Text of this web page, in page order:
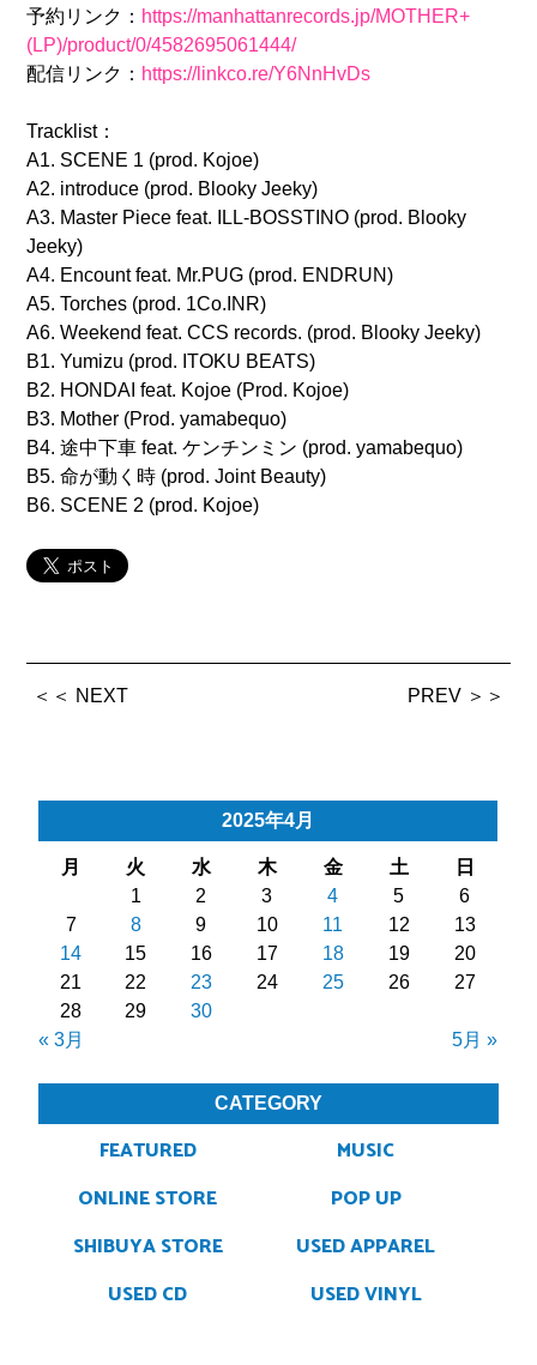
予約リンク： https://manhattanrecords.jp/MOTHER+
(LP)/product/0/4582695061444/
配信リンク： https://linkco.re/Y6NnHvDs
Tracklist：
A1. SCENE 1 (prod. Kojoe)
A2. introduce (prod. Blooky Jeeky)
A3. Master Piece feat. ILL-BOSSTINO (prod. Blooky
Jeeky)
A4. Encount feat. Mr.PUG (prod. ENDRUN)
A5. Torches (prod. 1Co.INR)
A6. Weekend feat. CCS records. (prod. Blooky Jeeky)
B1. Yumizu (prod. ITOKU BEATS)
B2. HONDAI feat. Kojoe (Prod. Kojoe)
B3. Mother (Prod. yamabequo)
B4. 途中下車 feat. ケンチンミン (prod. yamabequo)
B5. 命が動く時 (prod. Joint Beauty)
B6. SCENE 2 (prod. Kojoe)
＜＜ NEXT PREV ＞＞
2025年4月
月 火 水 木 金 土 日
« 3月 5月 »
1 2 3 4 5
6
7
8 9 10 11 12
13
14
15 16 17 18 19
20
21
22 23 24 25 26
27
28
29 30
CATEGORY
FEATURED
MUSIC
ONLINE STORE
POP UP
SHIBUYA STORE
USED APPAREL
USED CD
USED VINYL